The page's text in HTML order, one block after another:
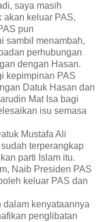
saya masih
akan keluar PAS,
pun
sambil menambah,
perhubungan
dengan Hasan.
kepimpinan PAS
Datuk Hasan dan
Mat Isa bagi
isu semasa
Mustafa Ali
terperangkap
parti Islam itu.
Naib Presiden PAS
keluar PAS dan
dalam kenyataannya
penglibatan